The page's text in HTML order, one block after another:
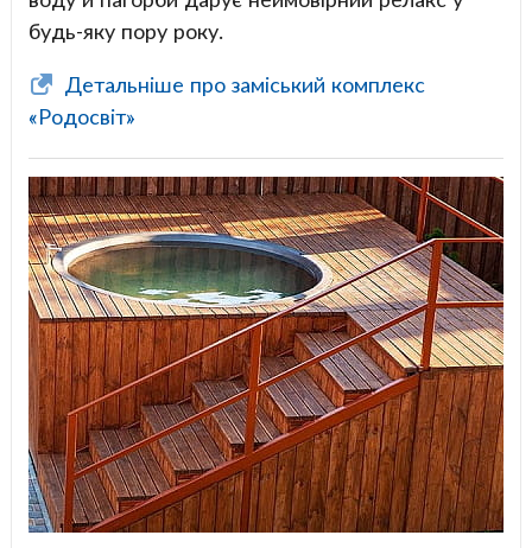
будь-яку пору року.
Детальніше про заміський комплекс
«Родосвіт»